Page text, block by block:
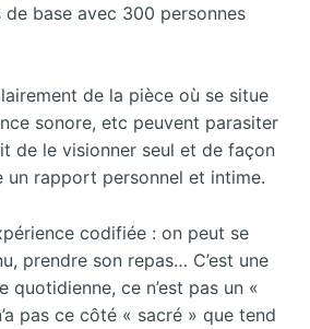
de base avec 300 personnes
de la pièce où se situe
sonore, etc peuvent parasiter
de le visionner seul et de façon
un rapport personnel et intime.
codifiée : on peut se
prendre son repas… C’est une
quotidienne, ce n’est pas un «
pas ce côté « sacré » que tend